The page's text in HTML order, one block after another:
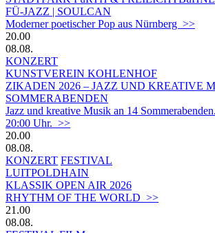
FÜ-JAZZ | SOULCAN
Moderner poetischer Pop aus Nürnberg >>
20.00
08.08.
KONZERT
KUNSTVEREIN KOHLENHOF
ZIKADEN 2026 – JAZZ UND KREATIVE
SOMMERABENDEN
Jazz und kreative Musik an 14
20:00 Uhr. >>
20.00
08.08.
KONZERT FESTIVAL
LUITPOLDHAIN
KLASSIK OPEN AIR 2026
RHYTHM OF THE WORLD >>
21.00
08.08.